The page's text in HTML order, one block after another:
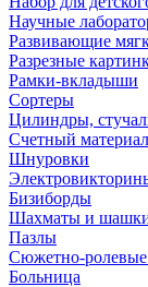
Научные
Развивающие
Разрезные
Рамки-вкладыши
Сортеры
Цилиндры,
Счетный материал
Шнуровки
Бизиборды
Шахматы и
Пазлы
Сюжетно-
Больница